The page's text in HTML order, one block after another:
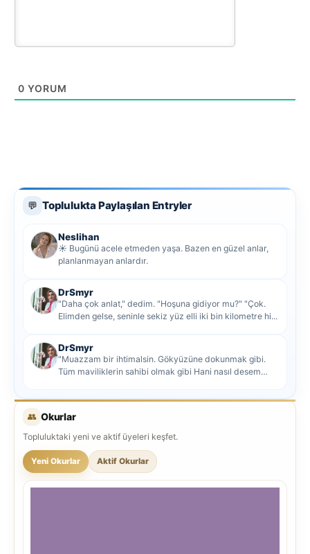
0 YORUM
💬 Toplulukta Paylaşılan Entryler
Neslihan
☀️ Bugünü acele etmeden yaşa. Bazen en güzel anlar,
planlanmayan anlardır.
DrSmyr
"Daha çok anlat," dedim. "Hoşuna gidiyor mu?" "Çok.
Elimden gelse, seninle sekiz yüz elli iki bin kilometre hi...
DrSmyr
"Muazzam bir ihtimalsin. Gökyüzüne dokunmak gibi.
Tüm maviliklerin sahibi olmak gibi Hani nasıl desem
👥 Okurlar
Topluluktaki yeni ve aktif üyeleri keşfet.
Yeni Okurlar Aktif Okurlar